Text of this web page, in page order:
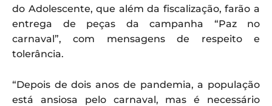
do Adolescente, que além da fiscalização, farão a
entrega de peças da campanha “Paz no
carnaval”, com mensagens de respeito e
tolerância.
“Depois de dois anos de pandemia, a população
está ansiosa pelo carnaval, mas é necessário